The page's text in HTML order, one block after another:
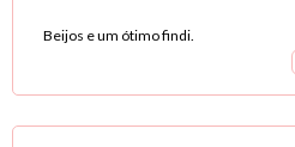
Beijos e um ótimo findi.